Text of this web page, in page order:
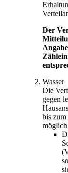
Der
Wasser
Die
gegen
bis zum
möglich